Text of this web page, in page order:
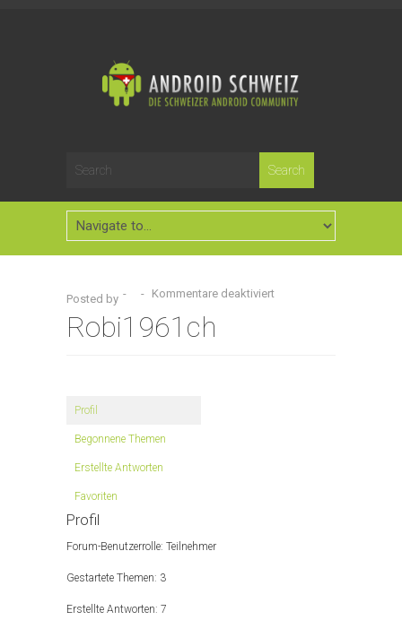
Posted by - - Kommentare deaktiviert
Robi1961ch
Profil
Begonnene Themen
Erstellte Antworten
Favoriten
Profil
Forum-Benutzerrolle: Teilnehmer
Gestartete Themen: 3
Erstellte Antworten: 7